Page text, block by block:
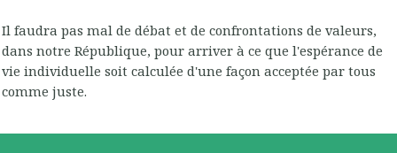
Il faudra pas mal de débat et de confrontations de valeurs,
dans notre République, pour arriver à ce que l'espérance de
vie individuelle soit calculée d'une façon acceptée par tous
comme juste.